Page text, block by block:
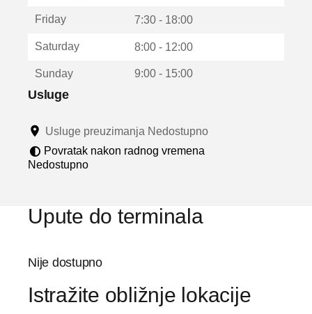
u
Friday 7:30 - 18:00
Saturday 8:00 - 12:00
Sunday 9:00 - 15:00
Usluge
Usluge preuzimanja Nedostupno
Povratak nakon radnog vremena
Nedostupno
Upute do terminala
Nije dostupno
Istražite obližnje lokacije